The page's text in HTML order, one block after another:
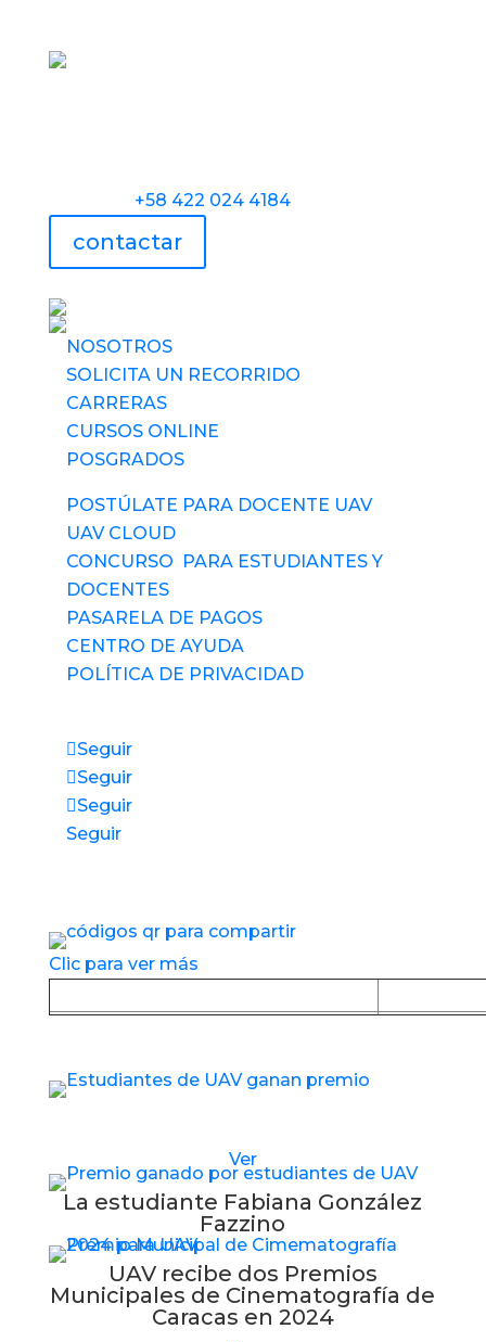
+58 422 024 4184
contactar
NOSOTROS
SOLICITA UN RECORRIDO
CARRERAS
CURSOS ONLINE
POSGRADOS
POSTÚLATE PARA DOCENTE UAV
UAV CLOUD
CONCURSO PARA ESTUDIANTES Y
DOCENTES
PASARELA DE PAGOS
CENTRO DE AYUDA
POLÍTICA DE PRIVACIDAD
Seguir
Seguir
Seguir
Seguir
Clic para ver más
Ver
La estudiante Fabiana González
Fazzino
UAV recibe dos Premios
Municipales de Cinematografía de
Caracas en 2024